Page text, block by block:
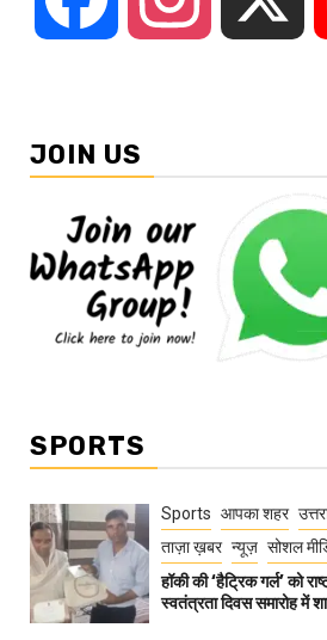
JOIN US
SPORTS
Sports आपका शहर
ताज़ा ख़बर न्यूज़ सोशल
हॉकी की ‘हैट्रिक गर्ल’ को
स्वतंत्रता दिवस समारोह में